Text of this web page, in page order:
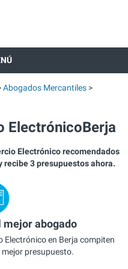
Abogados Mercantiles
ElectrónicoBerja
Electrónico recomendados
3 presupuestos ahora.
mejor abogado
Electrónico en Berja compiten
presupuesto.